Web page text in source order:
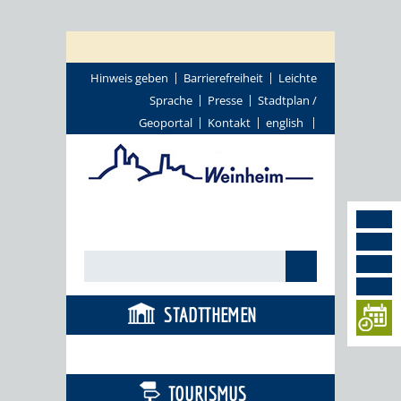
Hinweis geben Barrierefreiheit
Leichte
Sprache
Presse
Stadtplan /
Geoportal
Kontakt english
STADTTHEMEN
TOURISMUS